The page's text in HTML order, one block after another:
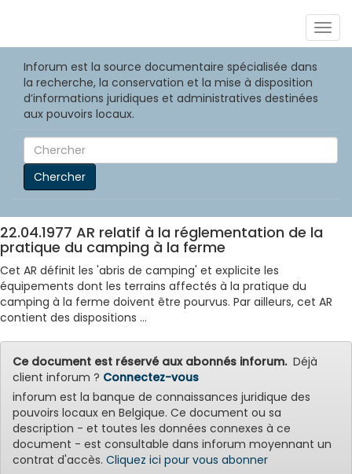
Inforum est la source documentaire spécialisée dans
la recherche, la conservation et la mise à disposition
d’informations juridiques et administratives destinées
aux pouvoirs locaux.
Chercher
22.04.1977 AR relatif à la réglementation de la
pratique du camping à la ferme
Cet AR définit les 'abris de camping' et explicite les
équipements dont les terrains affectés à la pratique du
camping à la ferme doivent être pourvus. Par ailleurs, cet AR
contient des dispositions ...
Ce document est réservé aux abonnés inforum.Déjà
client inforum ? Connectez-vous
inforum est la banque de connaissances juridique des
pouvoirs locaux en Belgique. Ce document ou sa
description - et toutes les données connexes à ce
document - est consultable dans inforum moyennant un
contrat d'accès. Cliquez ici pour vous abonner